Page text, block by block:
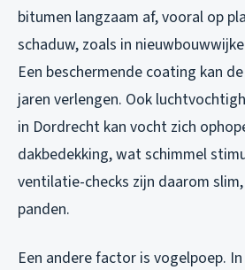
bitumen langzaam af, vooral op
schaduw, zoals in
Een beschermende coating kan
jaren verlengen. Ook
in Dordrecht kan vocht zich
dakbedekking, wat schimmel
ventilatie-checks zijn daarom
panden.
Een andere factor is vogelpoep.